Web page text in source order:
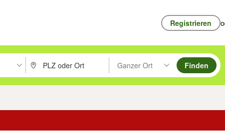
Registrieren
Vorschläge mit den Pfeiltasten nach oben/unten durchsuchen
PLZ oder Ort eingeben. Eingabetaste drücken um zu
Ganzer Ort
Suche im Umkreis des gewählten
Finden